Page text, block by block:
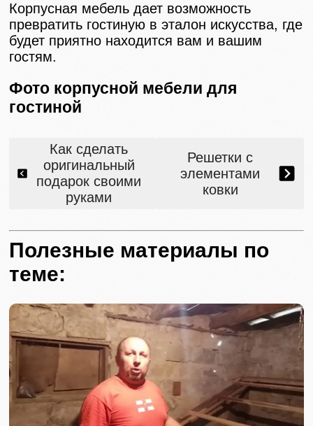
Корпусная мебель дает возможность
превратить гостиную в эталон искусства, где
будет приятно находится вам и вашим
гостям.
Фото корпусной мебели для
гостиной
Как сделать
оригинальный
подарок своими
руками
Решетки с
элементами
ковки
Полезные материалы по
теме: